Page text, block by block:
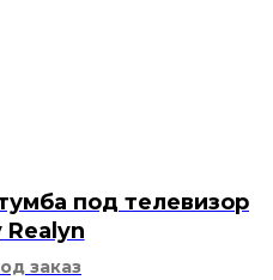
под телевизор
Realyn
заказ